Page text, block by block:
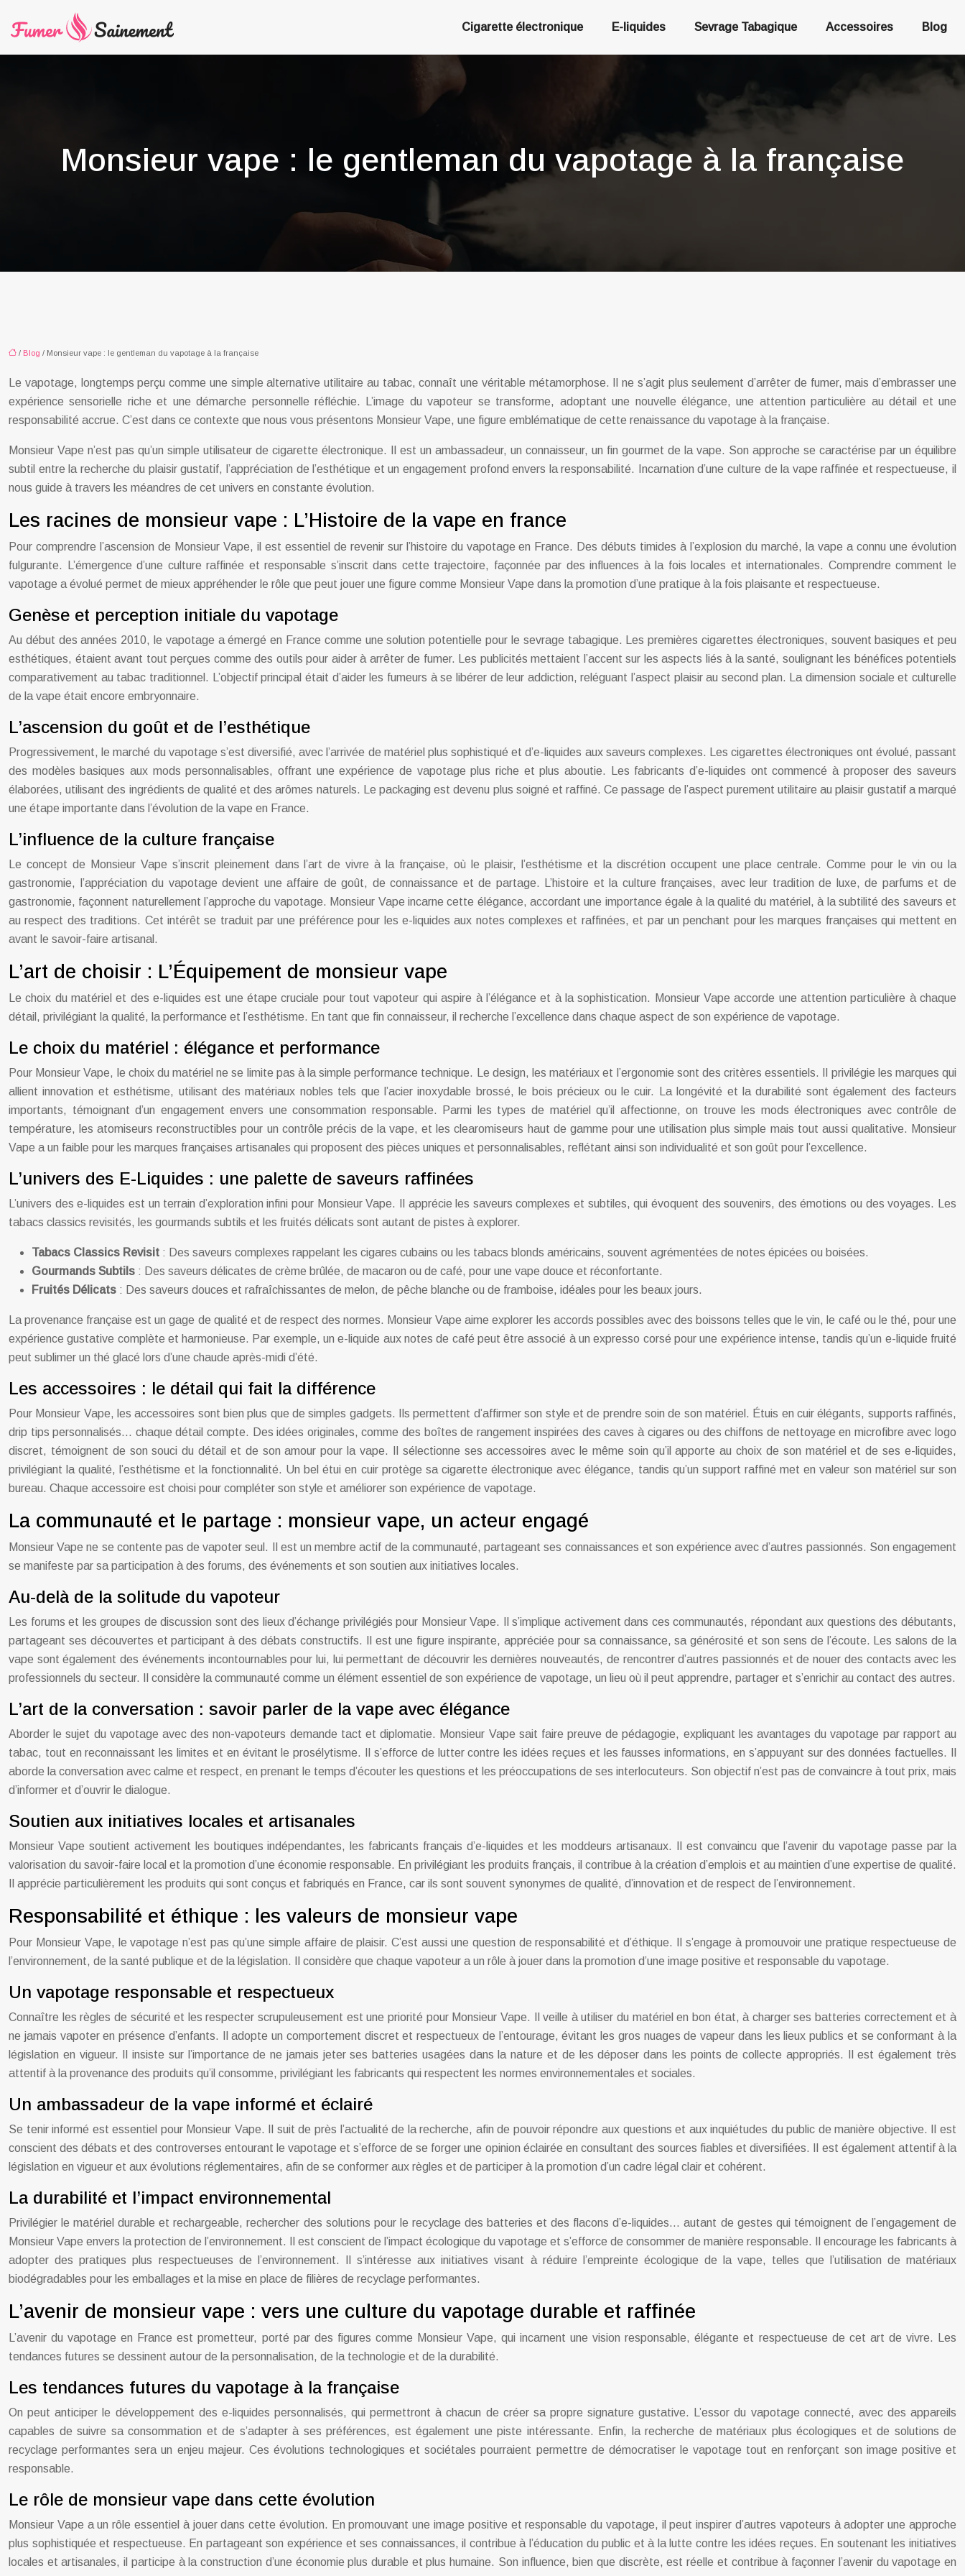
Cigarette électronique E-liquides Sevrage Tabagique Accessoires Blog
Monsieur vape : le gentleman du vapotage à la française
/ Blog / Monsieur vape : le gentleman du vapotage à la française
Le vapotage, longtemps perçu comme une simple alternative utilitaire au tabac, connaît une véritable métamorphose. Il ne s’agit plus seulement d’arrêter de fumer, mais d’embrasser une
expérience sensorielle riche et une démarche personnelle réfléchie. L’image du vapoteur se transforme, adoptant une nouvelle élégance, une attention particulière au détail et une
responsabilité accrue. C’est dans ce contexte que nous vous présentons Monsieur Vape, une figure emblématique de cette renaissance du vapotage à la française.
Monsieur Vape n’est pas qu’un simple utilisateur de cigarette électronique. Il est un ambassadeur, un connaisseur, un fin gourmet de la vape. Son approche se caractérise par un équilibre
subtil entre la recherche du plaisir gustatif, l’appréciation de l’esthétique et un engagement profond envers la responsabilité. Incarnation d’une culture de la vape raffinée et respectueuse, il
nous guide à travers les méandres de cet univers en constante évolution.
Les racines de monsieur vape : L’Histoire de la vape en france
Pour comprendre l’ascension de Monsieur Vape, il est essentiel de revenir sur l’histoire du vapotage en France. Des débuts timides à l’explosion du marché, la vape a connu une évolution
fulgurante. L’émergence d’une culture raffinée et responsable s’inscrit dans cette trajectoire, façonnée par des influences à la fois locales et internationales. Comprendre comment le
vapotage a évolué permet de mieux appréhender le rôle que peut jouer une figure comme Monsieur Vape dans la promotion d’une pratique à la fois plaisante et respectueuse.
Genèse et perception initiale du vapotage
Au début des années 2010, le vapotage a émergé en France comme une solution potentielle pour le sevrage tabagique. Les premières cigarettes électroniques, souvent basiques et peu
esthétiques, étaient avant tout perçues comme des outils pour aider à arrêter de fumer. Les publicités mettaient l’accent sur les aspects liés à la santé, soulignant les bénéfices potentiels
comparativement au tabac traditionnel. L’objectif principal était d’aider les fumeurs à se libérer de leur addiction, reléguant l’aspect plaisir au second plan. La dimension sociale et culturelle
de la vape était encore embryonnaire.
L’ascension du goût et de l’esthétique
Progressivement, le marché du vapotage s’est diversifié, avec l’arrivée de matériel plus sophistiqué et d’e-liquides aux saveurs complexes. Les cigarettes électroniques ont évolué, passant
des modèles basiques aux mods personnalisables, offrant une expérience de vapotage plus riche et plus aboutie. Les fabricants d’e-liquides ont commencé à proposer des saveurs
élaborées, utilisant des ingrédients de qualité et des arômes naturels. Le packaging est devenu plus soigné et raffiné. Ce passage de l’aspect purement utilitaire au plaisir gustatif a marqué
une étape importante dans l’évolution de la vape en France.
L’influence de la culture française
Le concept de Monsieur Vape s’inscrit pleinement dans l’art de vivre à la française, où le plaisir, l’esthétisme et la discrétion occupent une place centrale. Comme pour le vin ou la
gastronomie, l’appréciation du vapotage devient une affaire de goût, de connaissance et de partage. L’histoire et la culture françaises, avec leur tradition de luxe, de parfums et de
gastronomie, façonnent naturellement l’approche du vapotage. Monsieur Vape incarne cette élégance, accordant une importance égale à la qualité du matériel, à la subtilité des saveurs et
au respect des traditions. Cet intérêt se traduit par une préférence pour les e-liquides aux notes complexes et raffinées, et par un penchant pour les marques françaises qui mettent en
avant le savoir-faire artisanal.
L’art de choisir : L’Équipement de monsieur vape
Le choix du matériel et des e-liquides est une étape cruciale pour tout vapoteur qui aspire à l’élégance et à la sophistication. Monsieur Vape accorde une attention particulière à chaque
détail, privilégiant la qualité, la performance et l’esthétisme. En tant que fin connaisseur, il recherche l’excellence dans chaque aspect de son expérience de vapotage.
Le choix du matériel : élégance et performance
Pour Monsieur Vape, le choix du matériel ne se limite pas à la simple performance technique. Le design, les matériaux et l’ergonomie sont des critères essentiels. Il privilégie les marques qui
allient innovation et esthétisme, utilisant des matériaux nobles tels que l’acier inoxydable brossé, le bois précieux ou le cuir. La longévité et la durabilité sont également des facteurs
importants, témoignant d’un engagement envers une consommation responsable. Parmi les types de matériel qu’il affectionne, on trouve les mods électroniques avec contrôle de
température, les atomiseurs reconstructibles pour un contrôle précis de la vape, et les clearomiseurs haut de gamme pour une utilisation plus simple mais tout aussi qualitative. Monsieur
Vape a un faible pour les marques françaises artisanales qui proposent des pièces uniques et personnalisables, reflétant ainsi son individualité et son goût pour l’excellence.
L’univers des E-Liquides : une palette de saveurs raffinées
L’univers des e-liquides est un terrain d’exploration infini pour Monsieur Vape. Il apprécie les saveurs complexes et subtiles, qui évoquent des souvenirs, des émotions ou des voyages. Les
tabacs classics revisités, les gourmands subtils et les fruités délicats sont autant de pistes à explorer.
Tabacs Classics Revisit : Des saveurs complexes rappelant les cigares cubains ou les tabacs blonds américains, souvent agrémentées de notes épicées ou boisées.
Gourmands Subtils : Des saveurs délicates de crème brûlée, de macaron ou de café, pour une vape douce et réconfortante.
Fruités Délicats : Des saveurs douces et rafraîchissantes de melon, de pêche blanche ou de framboise, idéales pour les beaux jours.
La provenance française est un gage de qualité et de respect des normes. Monsieur Vape aime explorer les accords possibles avec des boissons telles que le vin, le café ou le thé, pour une
expérience gustative complète et harmonieuse. Par exemple, un e-liquide aux notes de café peut être associé à un expresso corsé pour une expérience intense, tandis qu’un e-liquide fruité
peut sublimer un thé glacé lors d’une chaude après-midi d’été.
Les accessoires : le détail qui fait la différence
Pour Monsieur Vape, les accessoires sont bien plus que de simples gadgets. Ils permettent d’affirmer son style et de prendre soin de son matériel. Étuis en cuir élégants, supports raffinés,
drip tips personnalisés… chaque détail compte. Des idées originales, comme des boîtes de rangement inspirées des caves à cigares ou des chiffons de nettoyage en microfibre avec logo
discret, témoignent de son souci du détail et de son amour pour la vape. Il sélectionne ses accessoires avec le même soin qu’il apporte au choix de son matériel et de ses e-liquides,
privilégiant la qualité, l’esthétisme et la fonctionnalité. Un bel étui en cuir protège sa cigarette électronique avec élégance, tandis qu’un support raffiné met en valeur son matériel sur son
bureau. Chaque accessoire est choisi pour compléter son style et améliorer son expérience de vapotage.
La communauté et le partage : monsieur vape, un acteur engagé
Monsieur Vape ne se contente pas de vapoter seul. Il est un membre actif de la communauté, partageant ses connaissances et son expérience avec d’autres passionnés. Son engagement
se manifeste par sa participation à des forums, des événements et son soutien aux initiatives locales.
Au-delà de la solitude du vapoteur
Les forums et les groupes de discussion sont des lieux d’échange privilégiés pour Monsieur Vape. Il s’implique activement dans ces communautés, répondant aux questions des débutants,
partageant ses découvertes et participant à des débats constructifs. Il est une figure inspirante, appréciée pour sa connaissance, sa générosité et son sens de l’écoute. Les salons de la
vape sont également des événements incontournables pour lui, lui permettant de découvrir les dernières nouveautés, de rencontrer d’autres passionnés et de nouer des contacts avec les
professionnels du secteur. Il considère la communauté comme un élément essentiel de son expérience de vapotage, un lieu où il peut apprendre, partager et s’enrichir au contact des autres.
L’art de la conversation : savoir parler de la vape avec élégance
Aborder le sujet du vapotage avec des non-vapoteurs demande tact et diplomatie. Monsieur Vape sait faire preuve de pédagogie, expliquant les avantages du vapotage par rapport au
tabac, tout en reconnaissant les limites et en évitant le prosélytisme. Il s’efforce de lutter contre les idées reçues et les fausses informations, en s’appuyant sur des données factuelles. Il
aborde la conversation avec calme et respect, en prenant le temps d’écouter les questions et les préoccupations de ses interlocuteurs. Son objectif n’est pas de convaincre à tout prix, mais
d’informer et d’ouvrir le dialogue.
Soutien aux initiatives locales et artisanales
Monsieur Vape soutient activement les boutiques indépendantes, les fabricants français d’e-liquides et les moddeurs artisanaux. Il est convaincu que l’avenir du vapotage passe par la
valorisation du savoir-faire local et la promotion d’une économie responsable. En privilégiant les produits français, il contribue à la création d’emplois et au maintien d’une expertise de qualité.
Il apprécie particulièrement les produits qui sont conçus et fabriqués en France, car ils sont souvent synonymes de qualité, d’innovation et de respect de l’environnement.
Responsabilité et éthique : les valeurs de monsieur vape
Pour Monsieur Vape, le vapotage n’est pas qu’une simple affaire de plaisir. C’est aussi une question de responsabilité et d’éthique. Il s’engage à promouvoir une pratique respectueuse de
l’environnement, de la santé publique et de la législation. Il considère que chaque vapoteur a un rôle à jouer dans la promotion d’une image positive et responsable du vapotage.
Un vapotage responsable et respectueux
Connaître les règles de sécurité et les respecter scrupuleusement est une priorité pour Monsieur Vape. Il veille à utiliser du matériel en bon état, à charger ses batteries correctement et à
ne jamais vapoter en présence d’enfants. Il adopte un comportement discret et respectueux de l’entourage, évitant les gros nuages de vapeur dans les lieux publics et se conformant à la
législation en vigueur. Il insiste sur l’importance de ne jamais jeter ses batteries usagées dans la nature et de les déposer dans les points de collecte appropriés. Il est également très
attentif à la provenance des produits qu’il consomme, privilégiant les fabricants qui respectent les normes environnementales et sociales.
Un ambassadeur de la vape informé et éclairé
Se tenir informé est essentiel pour Monsieur Vape. Il suit de près l’actualité de la recherche, afin de pouvoir répondre aux questions et aux inquiétudes du public de manière objective. Il est
conscient des débats et des controverses entourant le vapotage et s’efforce de se forger une opinion éclairée en consultant des sources fiables et diversifiées. Il est également attentif à la
législation en vigueur et aux évolutions réglementaires, afin de se conformer aux règles et de participer à la promotion d’un cadre légal clair et cohérent.
La durabilité et l’impact environnemental
Privilégier le matériel durable et rechargeable, rechercher des solutions pour le recyclage des batteries et des flacons d’e-liquides… autant de gestes qui témoignent de l’engagement de
Monsieur Vape envers la protection de l’environnement. Il est conscient de l’impact écologique du vapotage et s’efforce de consommer de manière responsable. Il encourage les fabricants à
adopter des pratiques plus respectueuses de l’environnement. Il s’intéresse aux initiatives visant à réduire l’empreinte écologique de la vape, telles que l’utilisation de matériaux
biodégradables pour les emballages et la mise en place de filières de recyclage performantes.
L’avenir de monsieur vape : vers une culture du vapotage durable et raffinée
L’avenir du vapotage en France est prometteur, porté par des figures comme Monsieur Vape, qui incarnent une vision responsable, élégante et respectueuse de cet art de vivre. Les
tendances futures se dessinent autour de la personnalisation, de la technologie et de la durabilité.
Les tendances futures du vapotage à la française
On peut anticiper le développement des e-liquides personnalisés, qui permettront à chacun de créer sa propre signature gustative. L’essor du vapotage connecté, avec des appareils
capables de suivre sa consommation et de s’adapter à ses préférences, est également une piste intéressante. Enfin, la recherche de matériaux plus écologiques et de solutions de
recyclage performantes sera un enjeu majeur. Ces évolutions technologiques et sociétales pourraient permettre de démocratiser le vapotage tout en renforçant son image positive et
responsable.
Le rôle de monsieur vape dans cette évolution
Monsieur Vape a un rôle essentiel à jouer dans cette évolution. En promouvant une image positive et responsable du vapotage, il peut inspirer d’autres vapoteurs à adopter une approche
plus sophistiquée et respectueuse. En partageant son expérience et ses connaissances, il contribue à l’éducation du public et à la lutte contre les idées reçues. En soutenant les initiatives
locales et artisanales, il participe à la construction d’une économie plus durable et plus humaine. Son influence, bien que discrète, est réelle et contribue à façonner l’avenir du vapotage en